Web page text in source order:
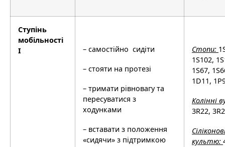
Ступінь
мобільності
I
– самостійно сидіти
– стояти на протезі
– тримати рівновагу та
пересуватися з
ходунками
– вставати з положення
«сидячи» з підтримкою
Стопи:
1S102,
1S67,
1D11,
Колінні
3R22,
Сіліконов
культю: